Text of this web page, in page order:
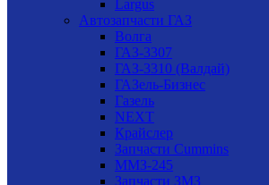
Largus
Автозапчасти ГАЗ
Волга
ГАЗ-3307
ГАЗ-3310 (Валдай)
ГАЗель-Бизнес
Газель
NEXT
Крайслер
Запчасти Cummins
ММЗ-245
Запчасти ЗМЗ